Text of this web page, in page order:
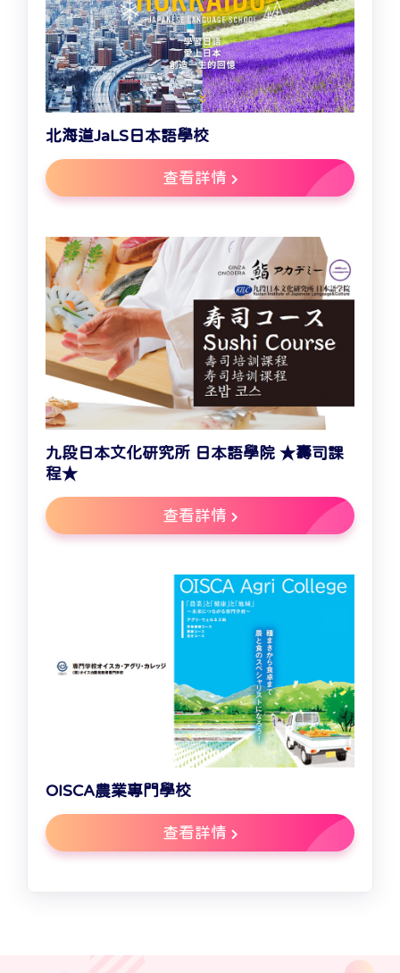
北海道JaLS日本語學校
查看詳情
九段日本文化研究所 日本語學院 ★壽司課
程★
查看詳情
OISCA農業專門學校
查看詳情